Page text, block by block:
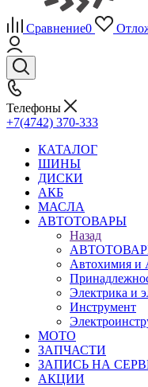
Сравнение0
Телефоны
+7(4742) 370-333
КАТАЛОГ
ШИНЫ
ДИСКИ
АКБ
МАСЛА
АВТОТОВАРЫ
Назад
Автохимия и
Электрика и
Инструмент
МОТО
ЗАПЧАСТИ
ЗАПИСЬ НА
АКЦИИ